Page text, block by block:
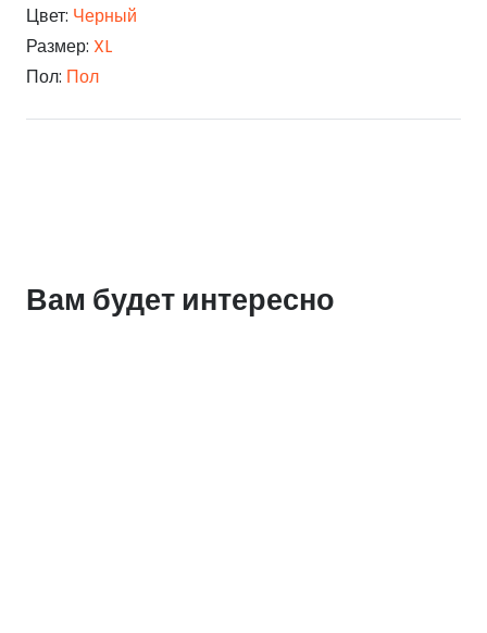
Цвет: Черный
Размер: XL
Пол: Пол
Вам будет интересно